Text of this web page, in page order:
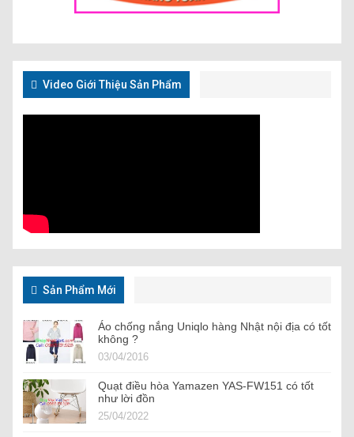
Video Giới Thiệu Sản Phẩm
Sản Phẩm Mới
Áo chống nắng Uniqlo hàng Nhật nội địa có tốt
không ?
03/04/2016
Quạt điều hòa Yamazen YAS-FW151 có tốt
như lời đồn
25/04/2022